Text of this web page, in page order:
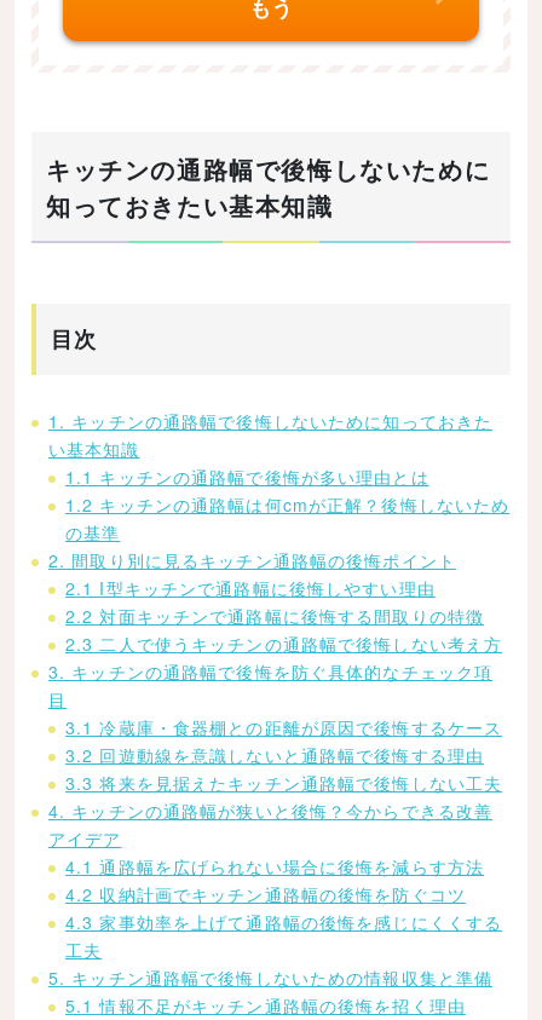
もう
キッチンの通路幅で後悔しないために
知っておきたい基本知識
目次
1. キッチンの通路幅で後悔しないために知っておきた
い基本知識
1.1 キッチンの通路幅で後悔が多い理由とは
1.2 キッチンの通路幅は何cmが正解？後悔しないため
の基準
2. 間取り別に見るキッチン通路幅の後悔ポイント
2.1 I型キッチンで通路幅に後悔しやすい理由
2.2 対面キッチンで通路幅に後悔する間取りの特徴
2.3 二人で使うキッチンの通路幅で後悔しない考え方
3. キッチンの通路幅で後悔を防ぐ具体的なチェック項
目
3.1 冷蔵庫・食器棚との距離が原因で後悔するケース
3.2 回遊動線を意識しないと通路幅で後悔する理由
3.3 将来を見据えたキッチン通路幅で後悔しない工夫
4. キッチンの通路幅が狭いと後悔？今からできる改善
アイデア
4.1 通路幅を広げられない場合に後悔を減らす方法
4.2 収納計画でキッチン通路幅の後悔を防ぐコツ
4.3 家事効率を上げて通路幅の後悔を感じにくくする
工夫
5. キッチン通路幅で後悔しないための情報収集と準備
5.1 情報不足がキッチン通路幅の後悔を招く理由